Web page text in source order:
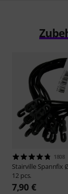
1808
Stairville Spannfix
12 pcs.
7,90 €